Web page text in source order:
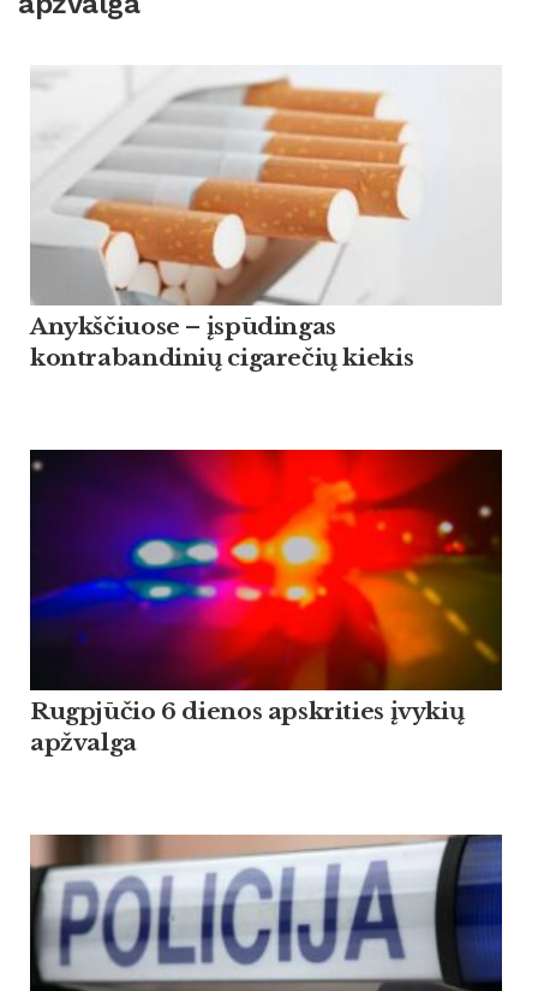
Anykščiuose – įspūdingas
kontrabandinių cigarečių kiekis
Rugpjūčio 6 dienos apskrities įvykių
apžvalga